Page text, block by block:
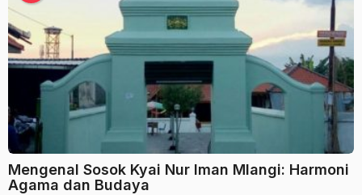
u
a
g
Mengenal Sosok Kyai Nur Iman Mlangi: Harmoni
Agama dan Budaya